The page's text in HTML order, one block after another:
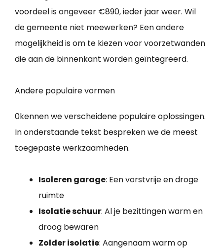
voordeel is ongeveer €890, ieder jaar weer. Wil
de gemeente niet meewerken? Een andere
mogelijkheid is om te kiezen voor voorzetwanden
die aan de binnenkant worden geïntegreerd.
Andere populaire vormen
0kennen we verscheidene populaire oplossingen.
In onderstaande tekst bespreken we de meest
toegepaste werkzaamheden.
Isoleren garage: Een vorstvrije en droge
ruimte
Isolatie schuur: Al je bezittingen warm en
droog bewaren
Zolder isolatie: Aangenaam warm op